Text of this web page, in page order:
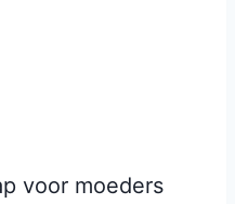
voor moeders